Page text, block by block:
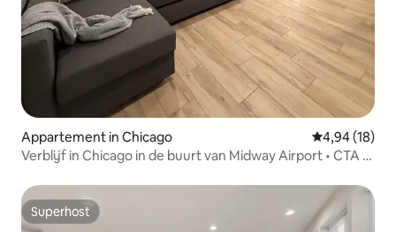
Appartement in Chicago Gemiddelde
4,94 (18)
Verblijf in Chicago in de buurt van Midway Airport • CTA •
Superhost
Superhost